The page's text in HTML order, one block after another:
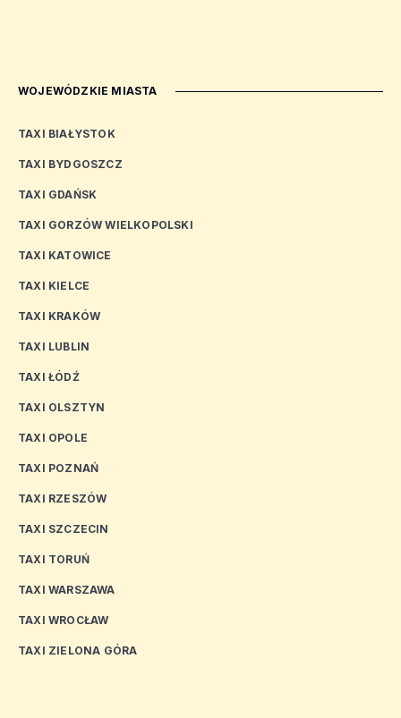
WOJEWÓDZKIE MIASTA
TAXI BIAŁYSTOK
TAXI BYDGOSZCZ
TAXI GDAŃSK
TAXI GORZÓW WIELKOPOLSKI
TAXI KATOWICE
TAXI KIELCE
TAXI KRAKÓW
TAXI LUBLIN
TAXI ŁÓDŹ
TAXI OLSZTYN
TAXI OPOLE
TAXI POZNAŃ
TAXI RZESZÓW
TAXI SZCZECIN
TAXI TORUŃ
TAXI WARSZAWA
TAXI WROCŁAW
TAXI ZIELONA GÓRA